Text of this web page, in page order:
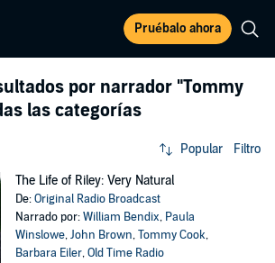
Pruébalo ahora
por narrador "Tommy
las categorías
Popular Filtro
The Life of Riley: Very Natural
De:Original Radio Broadcast
Narrado por:William Bendix, Paula
Winslowe,John Brown,Tommy Cook,
Barbara Eiler,Old Time Radio